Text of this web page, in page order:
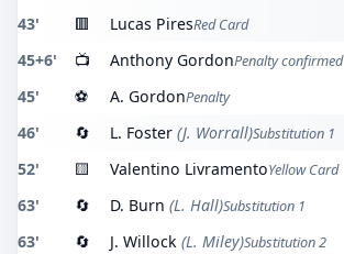
43' 🟥 Lucas PiresRed Card
45+6' 📺 Anthony GordonPenalty confirmed
45' ⚽ A. GordonPenalty
46' 🔄 L. Foster (J. Worrall)Substitution 1
52' 🟨 Valentino LivramentoYellow Card
63' 🔄 D. Burn (L. Hall)Substitution 1
63' 🔄 J. Willock (L. Miley)Substitution 2